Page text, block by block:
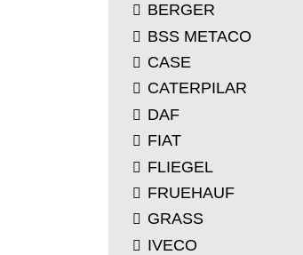
BERGER
BSS METACO
CASE
CATERPILAR
DAF
FIAT
FLIEGEL
FRUEHAUF
GRASS
IVECO